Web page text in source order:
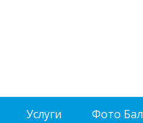
Услуги Фото Бал